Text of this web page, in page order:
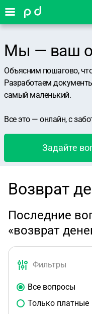
Мы — ваш
Объясним пошагово,
Разработаем
самый маленький.
Все это — онлайн, с
Задайте
Возврат
Последние
«возврат
Фильтры
Все вопросы
Только платные